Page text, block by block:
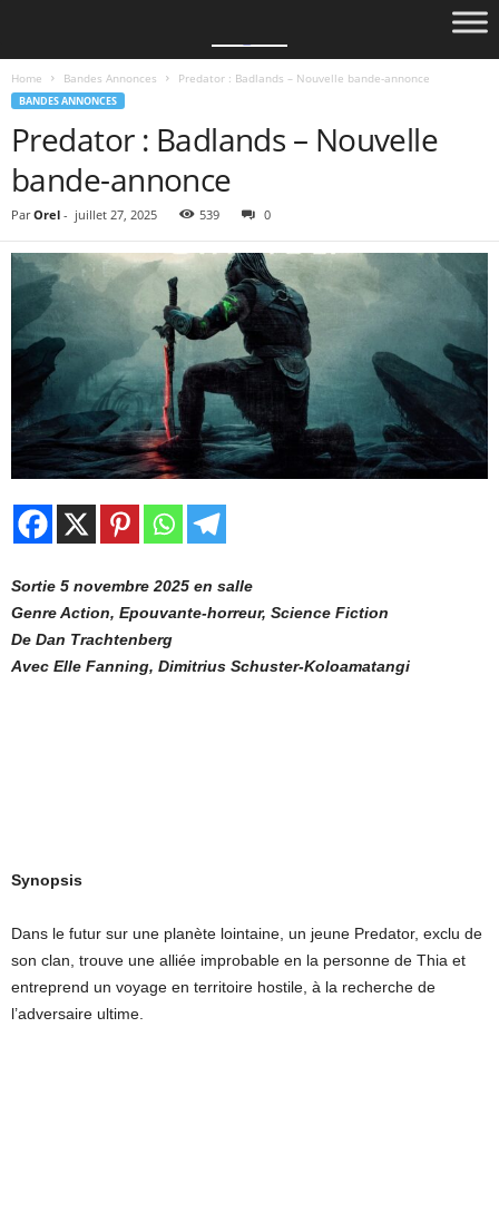
Home Bandes Annonces Predator : Badlands – Nouvelle bande-annonce
BANDES ANNONCES
Predator : Badlands – Nouvelle
bande-annonce
Par Orel - juillet 27, 2025 539 0
Sortie 5 novembre 2025 en salle
Genre Action, Epouvante-horreur, Science Fiction
De Dan Trachtenberg
Avec Elle Fanning, Dimitrius Schuster-Koloamatangi
Synopsis
Dans le futur sur une planète lointaine, un jeune Predator, exclu de
son clan, trouve une alliée improbable en la personne de Thia et
entreprend un voyage en territoire hostile, à la recherche de
l’adversaire ultime.